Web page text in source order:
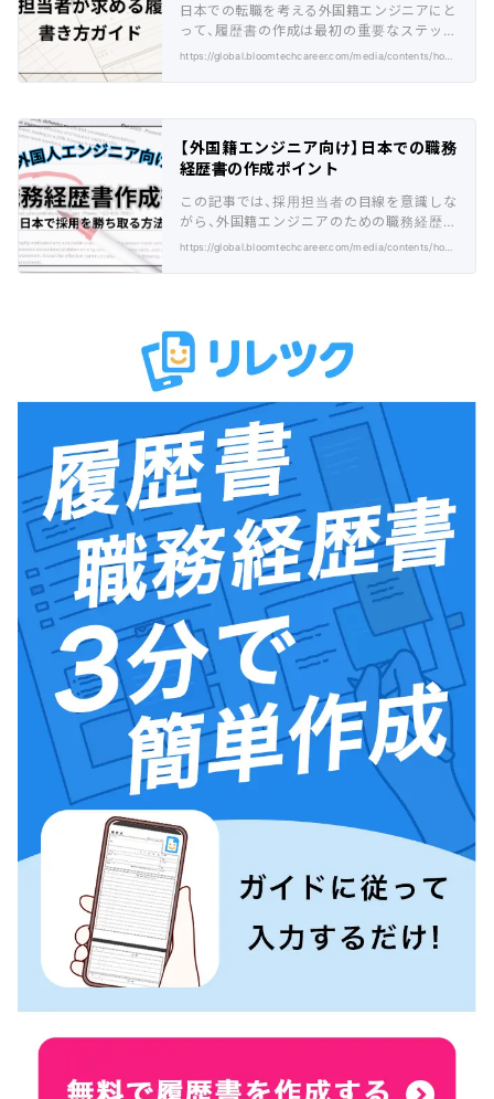
日本での転職を考える外国籍エンジニアにと
って、履歴書の作成は最初の重要なステップ
となります。日本独自の形式や文化的な配慮
します。
【外国籍エンジニア向け】日本での職務
経歴書の作成ポイント
この記事では、採用担当者の目線を意識しな
がら、外国籍エンジニアのための職務経歴書
の書き方を、実践的なポイントとともに解説